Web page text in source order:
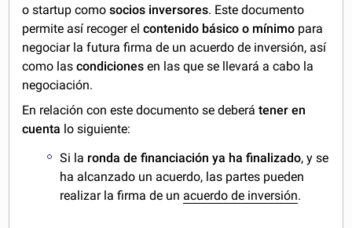
o startup comosocios inversores. Este documento
permite así recoger elcontenido básico o mínimo para
negociar la futura firma de un acuerdo de inversión, así
como lascondiciones en las que se llevará a cabo la
negociación.
En relación con este documento se deberá tener en
cuenta lo siguiente:
Si la ronda de financiación ya ha finalizado, y se
ha alcanzado un acuerdo, las partes pueden
realizar la firma de un acuerdo de inversión.